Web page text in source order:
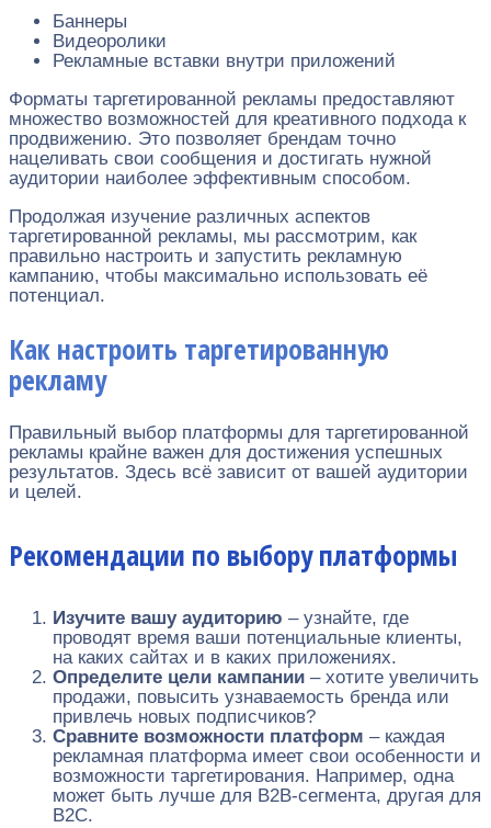
Баннеры
Видеоролики
Рекламные вставки внутри приложений
Форматы таргетированной рекламы предоставляют
множество возможностей для креативного подхода к
продвижению. Это позволяет брендам точно
нацеливать свои сообщения и достигать нужной
аудитории наиболее эффективным способом.
Продолжая изучение различных аспектов
таргетированной рекламы, мы рассмотрим, как
правильно настроить и запустить рекламную
кампанию, чтобы максимально использовать её
потенциал.
Как настроить таргетированную
рекламу
Правильный выбор платформы для таргетированной
рекламы крайне важен для достижения успешных
результатов. Здесь всё зависит от вашей аудитории
и целей.
Рекомендации по выбору платформы
Изучите вашу аудиторию – узнайте, где
проводят время ваши потенциальные клиенты,
на каких сайтах и в каких приложениях.
Определите цели кампании – хотите увеличить
продажи, повысить узнаваемость бренда или
привлечь новых подписчиков?
Сравните возможности платформ – каждая
рекламная платформа имеет свои особенности и
возможности таргетирования. Например, одна
может быть лучше для B2B-сегмента, другая для
B2C.